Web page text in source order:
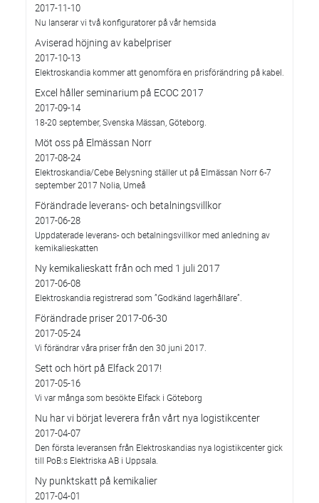
2017-11-10
Nu lanserar vi två konfiguratorer på vår hemsida
Aviserad höjning av kabelpriser
2017-10-13
Elektroskandia kommer att genomföra en prisförändring på kabel.
Excel håller seminarium på ECOC 2017
2017-09-14
18-20 september, Svenska Mässan, Göteborg.
Möt oss på Elmässan Norr
2017-08-24
Elektroskandia/Cebe Belysning ställer ut på Elmässan Norr 6-7
september 2017 Nolia, Umeå
Förändrade leverans- och betalningsvillkor
2017-06-28
Uppdaterade leverans- och betalningsvillkor med anledning av
kemikalieskatten
Ny kemikalieskatt från och med 1 juli 2017
2017-06-08
Elektroskandia registrerad som ”Godkänd lagerhållare”.
Förändrade priser 2017-06-30
2017-05-24
Vi förändrar våra priser från den 30 juni 2017.
Sett och hört på Elfack 2017!
2017-05-16
Vi var många som besökte Elfack i Göteborg
Nu har vi börjat leverera från vårt nya logistikcenter
2017-04-07
Den första leveransen från Elektroskandias nya logistikcenter gick
till PoB:s Elektriska AB i Uppsala.
Ny punktskatt på kemikalier
2017-04-01